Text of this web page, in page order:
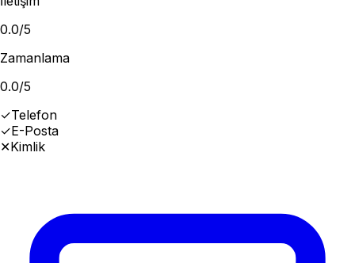
0.0/5
Zamanlama
0.0/5
✓Telefon
✓E-Posta
✕Kimlik